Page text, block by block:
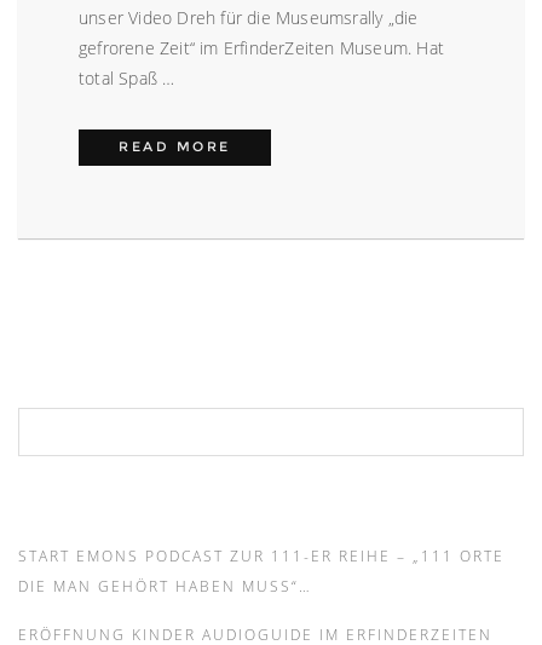
unser Video Dreh für die Museumsrally „die
gefrorene Zeit“ im ErfinderZeiten Museum. Hat
total Spaß …
READ MORE
START EMONS PODCAST ZUR 111-ER REIHE – „111 ORTE
DIE MAN GEHÖRT HABEN MUSS“…
ERÖFFNUNG KINDER AUDIOGUIDE IM ERFINDERZEITEN